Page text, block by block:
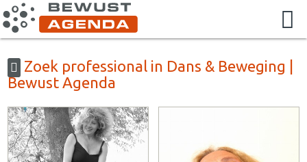
Zoek professional in Dans & Beweging |
Bewust Agenda